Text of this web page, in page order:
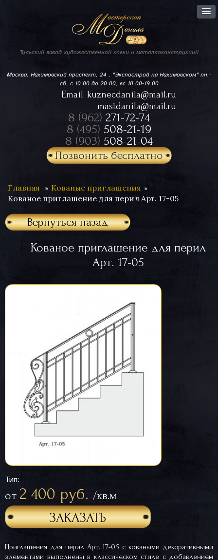
Тульский завод художественной ковки и металлоконструкций
Москва, Нахимовский проспект, 24 , "Экспострой на Нахимовском"пн.-
сб. с 10.00 до 20.00, вс 10.00-19.00
Email: kuznecdanila@mail.ru
mastdanila@mail.ru
8 (962) 271-72-74
8 (495) 508-21-19
8 (903) 508-21-04
Позвонить бесплатно
Главная
Кованые приглашения
Кованое приглашение для перил Арт. 17-05
Вернуться назад
Кованое приглашение для перил
Арт. 17-05
Тип:
от 2 400 руб. /кв.м
ЗАКАЗАТЬ
Приглашения для перил Арт. 17-05 с коваными декоративными
элементами выполнены в классическом стиле с добавлением